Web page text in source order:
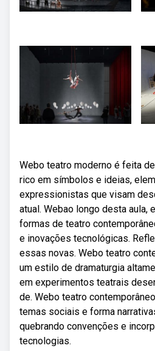
Webo teatro moderno é feita
rico em símbolos e ideias,
expressionistas que visam
atual. Webao longo desta aula,
formas de teatro
e inovações tecnológicas.
essas novas. Webo teatro
um estilo de dramaturgia
em experimentos teatrais
de. Webo teatro
temas sociais e forma
quebrando convenções e
tecnologias.